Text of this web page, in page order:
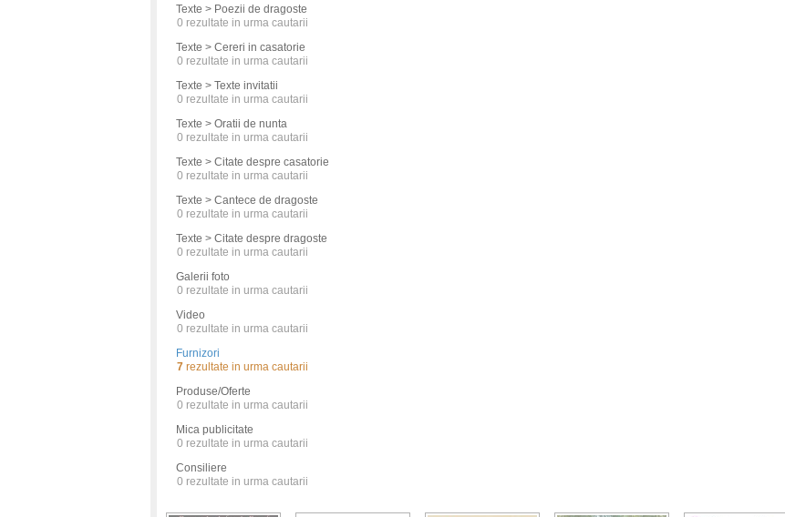
Texte > Poezii de dragoste
0 rezultate in urma cautarii
Texte > Cereri in casatorie
0 rezultate in urma cautarii
Texte > Texte invitatii
0 rezultate in urma cautarii
Texte > Oratii de nunta
0 rezultate in urma cautarii
Texte > Citate despre casatorie
0 rezultate in urma cautarii
Texte > Cantece de dragoste
0 rezultate in urma cautarii
Texte > Citate despre dragoste
0 rezultate in urma cautarii
Galerii foto
0 rezultate in urma cautarii
Video
0 rezultate in urma cautarii
Furnizori
7 rezultate in urma cautarii
Produse/Oferte
0 rezultate in urma cautarii
Mica publicitate
0 rezultate in urma cautarii
Consiliere
0 rezultate in urma cautarii